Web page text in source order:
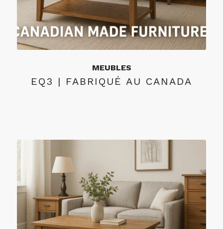
MEUBLES
EQ3 | FABRIQUÉ AU CANADA